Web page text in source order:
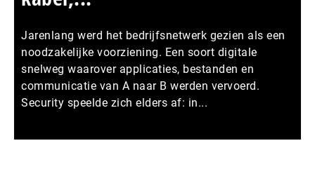
Jarenlang werd het bedrijfsnetwerk gezien als een
noodzakelijke voorziening. Een soort digitale
snelweg waarover applicaties, bestanden en
communicatie van A naar B werden vervoerd.
Security speelde zich elders af: in...